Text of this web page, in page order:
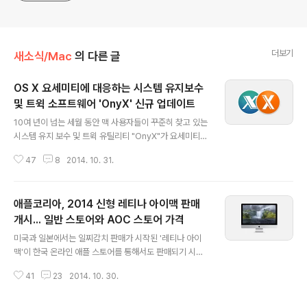
새소식/Mac 의 다른 글 더보기
OS X 요세미티에 대응하는 시스템 유지보수
및 트윅 소프트웨어 'OnyX' 신규 업데이트
10여 년이 넘는 세월 동안 맥 사용자들이 꾸준히 찾고 있는
시스템 유지 보수 및 트윅 유틸리티 "OnyX"가 요세미티를
나오면 으레 그에 맞는 OnyX가 새로 출시되곤 했는데, 이
장하는 경고문은 이제 볼 필요가 없어졌습니다.새 버전의
OnyX는 맥 운영체체 안에서 구현 방식이 달라지거나 누락
된 부분이 있어 기존에 사용할 수 있던 모든 기능을 완벽히
지원하지는 않습니다. 특히 트윅 관련 기능이 대폭 줄어들
었는데, 그럼에도 기본적인 유지 보수와 시스템 청소 기능
은 그대로 사용할 수 있어 많은 맥 사용자의 가려운 곳을 긁
47 8 2014. 10. 31.
애플코리아, 2014 신형 레티나 아이맥 판매
개시... 일반 스토어와 AOC 스토어 가격
미국과 일본에서는 일찌감치 판매가 시작된 '레티나 아이
맥'이 한국 온라인 애플 스토어를 통해서도 판매되기 시작
디스플레이 모델과 같은 외형을 공유하지만, 애플 데스크
41 23 2014. 10. 30.